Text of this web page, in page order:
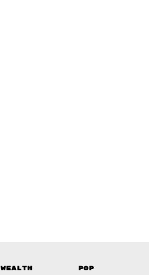
Wealth Pop